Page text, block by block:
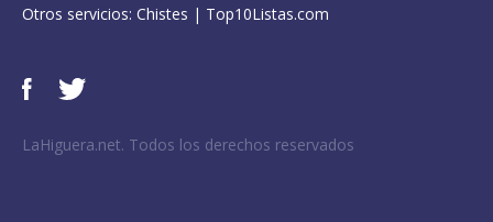
Otros servicios: Chistes | Top10Listas.com
LaHiguera.net. Todos los derechos reservados